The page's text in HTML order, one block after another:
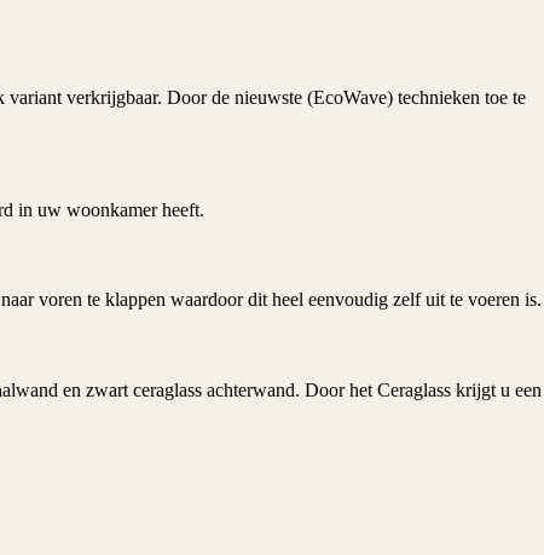
variant verkrijgbaar. Door de nieuwste (EcoWave) technieken toe te
in uw woonkamer heeft.
voren te klappen waardoor dit heel eenvoudig zelf uit te voeren is.
en zwart ceraglass achterwand. Door het Ceraglass krijgt u een